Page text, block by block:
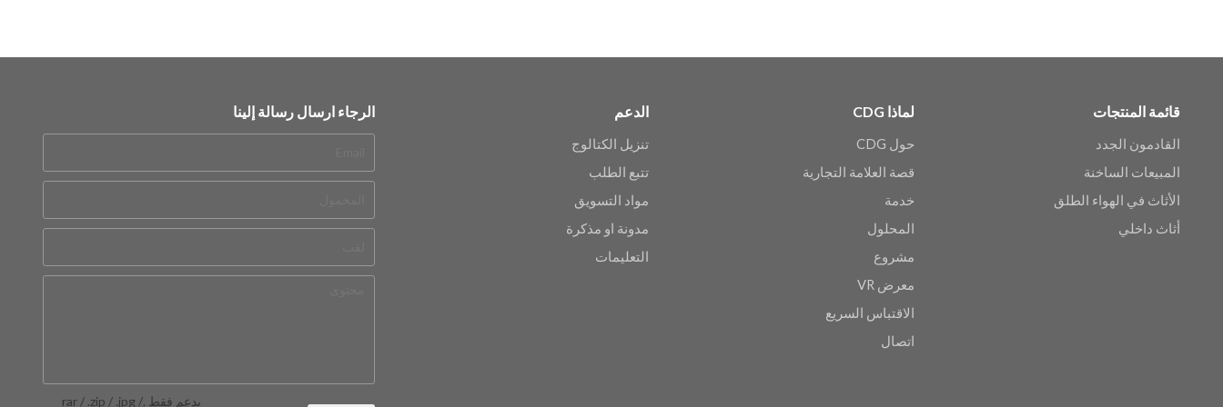
قائمة المنتجات
القادمون الجدد
المبيعات الساخنة
الأثاث في الهواء الطلق
أثاث داخلي
لماذا CDG
حول CDG
قصة العلامة التجارية
خدمة
المحلول
مشروع
معرض VR
الاقتباس السريع
اتصال
الدعم
تنزيل الكتالوج
تتبع الطلب
مواد التسويق
مدونة او مذكرة
التعليمات
الرجاء ارسال رسالة إلينا
يدعم فقط .rar / .zip / .jpg /